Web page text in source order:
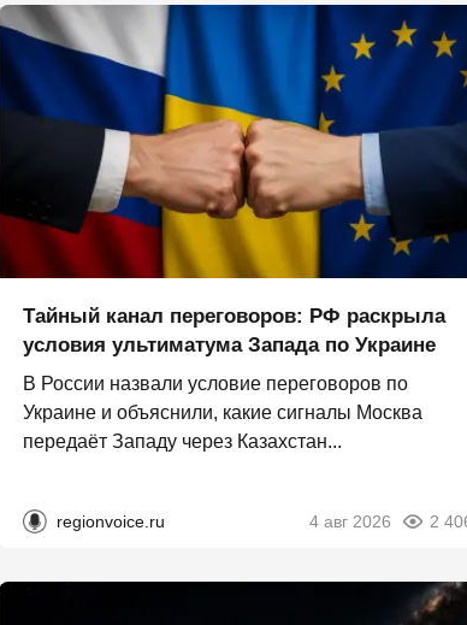
Тайный канал переговоров: РФ раскрыла
условия ультиматума Запада по Украине
В России назвали условие переговоров по
Украине и объяснили, какие сигналы Москва
передаёт Западу через Казахстан...
regionvoice.ru 4 авг 2026 2